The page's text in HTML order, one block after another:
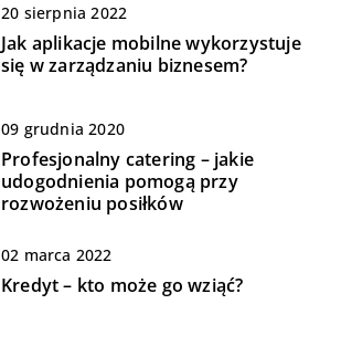
20 sierpnia 2022
Jak aplikacje mobilne wykorzystuje
się w zarządzaniu biznesem?
09 grudnia 2020
Profesjonalny catering – jakie
udogodnienia pomogą przy
rozwożeniu posiłków
02 marca 2022
Kredyt – kto może go wziąć?